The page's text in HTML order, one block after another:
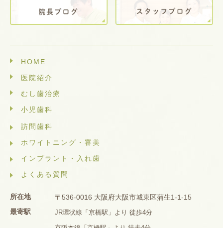
HOME
医院紹介
むし歯治療
小児歯科
訪問歯科
ホワイトニング・審美
インプラント・入れ歯
よくある質問
所在地
〒536-0016 大阪府大阪市城東区蒲生1-1-15
最寄駅
JR環状線「京橋駅」より 徒歩4分